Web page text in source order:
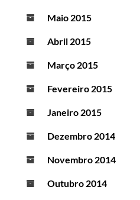
Maio 2015
Abril 2015
Março 2015
Fevereiro 2015
Janeiro 2015
Dezembro 2014
Novembro 2014
Outubro 2014